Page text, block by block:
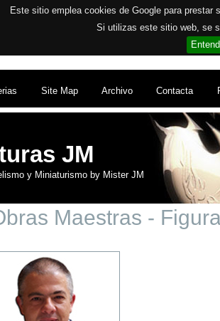
Este sitio emplea cookies de Google para
Si utilizas este sitio web, se
Site Map Archivo Contacta
JM
y Miniaturismo by Mister JM
Maestras -